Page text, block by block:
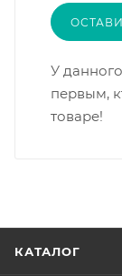
У
первым,
товаре!
КАТАЛОГ